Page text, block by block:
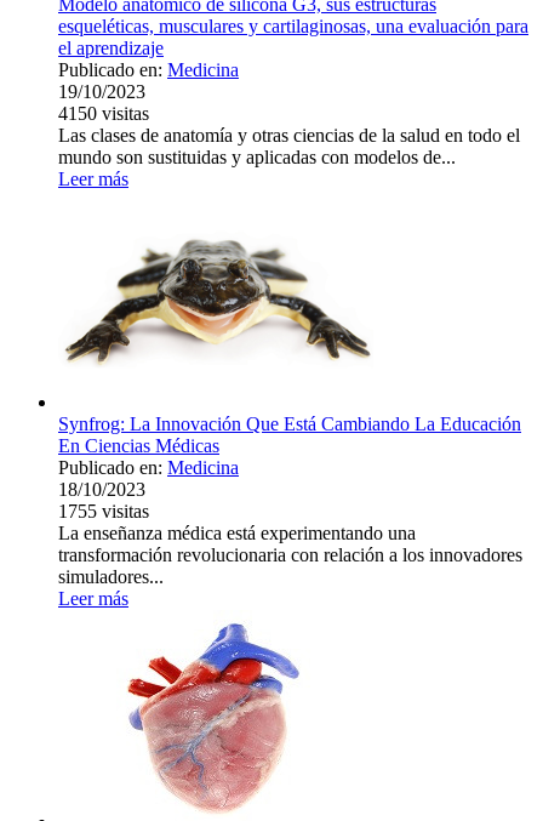
Modelo anatómico de silicona G3, sus estructuras
esqueléticas, musculares y cartilaginosas, una evaluación para
el aprendizaje
Publicado en: Medicina
19/10/2023
4150 visitas
Las clases de anatomía y otras ciencias de la salud en todo el
mundo son sustituidas y aplicadas con modelos de...
Leer más
Synfrog: La Innovación Que Está Cambiando La Educación
En Ciencias Médicas
Publicado en: Medicina
18/10/2023
1755 visitas
La enseñanza médica está experimentando una
transformación revolucionaria con relación a los innovadores
simuladores...
Leer más